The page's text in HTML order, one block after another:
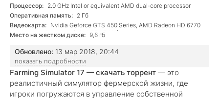
Процессор: 2.0 GHz Intel or equivalent AMD dual-core processor
Оперативная память: 2 Гб
Видеокарта: Nvidia Geforce GTS 450 Series, AMD Radeon HD 6770
graphics card or better (min 1 GB VRAM)
Место на жестком диске: 9,6 гб
Обновлено: 13 мар 2018, 20:44
показать подробности
Farming Simulator 17 — скачать торрент — это
реалистичный симулятор фермерской жизни, где
игроки погружаются в управление собственной